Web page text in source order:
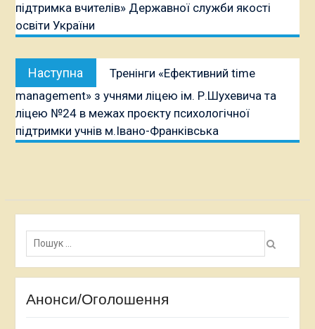
підтримка вчителів» Державної служби якості
освіти України
Наступна
публікація:
Тренінги «Ефективний time
management» з учнями ліцею ім. Р.Шухевича та
ліцею №24 в межах проєкту психологічної
підтримки учнів м.Івано-Франківська
Пошук:
Анонси/Оголошення